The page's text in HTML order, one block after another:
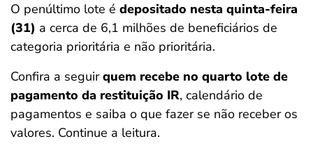
O penúltimo lote é depositado nesta quinta-feira
(31) a cerca de 6,1 milhões de beneficiários de
categoria prioritária e não prioritária.
Confira a seguirquem recebe no quarto lote de
pagamento da restituição IR, calendário de
pagamentos e saiba o que fazer se não receber os
valores. Continue a leitura.